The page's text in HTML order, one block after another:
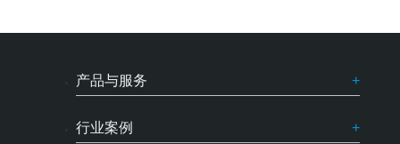
产品与服务
行业案例